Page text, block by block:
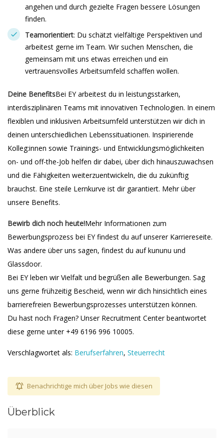
angehen und durch gezielte Fragen bessere Lösungen
finden.
Teamorientiert: Du schätzt vielfältige Perspektiven und
arbeitest gerne im Team. Wir suchen Menschen, die
gemeinsam mit uns etwas erreichen und ein
vertrauensvolles Arbeitsumfeld schaffen wollen.
Deine BenefitsBei EY arbeitest du in leistungsstarken,
interdisziplinären Teams mit innovativen Technologien. In einem
flexiblen und inklusiven Arbeitsumfeld unterstützen wir dich in
deinen unterschiedlichen Lebenssituationen. Inspirierende
Kolleg:innen sowie Trainings- und Entwicklungsmöglichkeiten
on- und off-the-Job helfen dir dabei, über dich hinauszuwachsen
und die Fähigkeiten weiterzuentwickeln, die du zukünftig
brauchst. Eine steile Lernkurve ist dir garantiert. Mehr über
unsere Benefits.
Bewirb dich noch heute!Mehr Informationen zum
Bewerbungsprozess bei EY findest du auf unserer Karriereseite.
Was andere über uns sagen, findest du auf kununu und
Glassdoor.
Bei EY leben wir Vielfalt und begrüßen alle Bewerbungen. Sag
uns gerne frühzeitig Bescheid, wenn wir dich hinsichtlich eines
barrierefreien Bewerbungsprozesses unterstützen können.
Du hast noch Fragen? Unser Recruitment Center beantwortet
diese gerne unter +49 6196 996 10005.
Verschlagwortet als: Berufserfahren, Steuerrecht
Benachrichtige mich über Jobs wie diesen
Überblick